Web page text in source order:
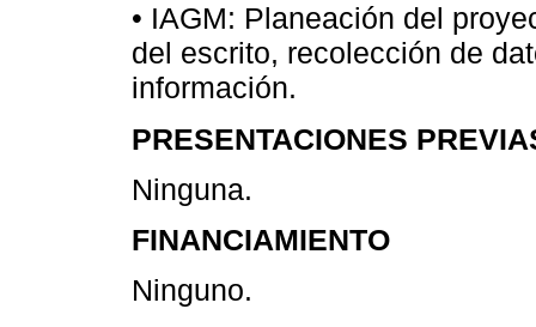
• IAGM: Planeación del
del escrito, recolección de
información.
PRESENTACIONES
Ninguna.
FINANCIAMIENTO
Ninguno.